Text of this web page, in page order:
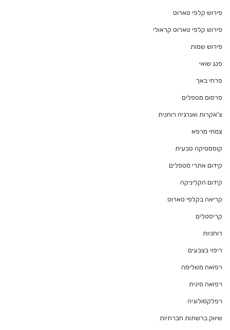
פירוש קלפי טארוט
פירוש קלפי טארוט קראולי
פירוש שמות
פנג שואי
פרחי באך
פרסום מטפלים
צ'אקרות ואנרגיה רוחנית
צמחי מרפא
קוסמטיקה טבעית
קידום אתרי מטפלים
קידום הקליניקה
קריאה בקלפי טארוט
קריסטלים
רוחניות
ריפוי בצבעים
רפואה משלימה
רפואה סינית
רפלקסולוגיה
שיווק ברשתות חברתיות